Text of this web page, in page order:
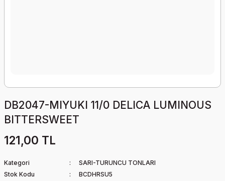
DB2047-MIYUKI 11/0 DELICA LUMINOUS
BITTERSWEET
121,00 TL
Kategori
SARI-TURUNCU TONLARI
Stok Kodu
BCDHRSU5